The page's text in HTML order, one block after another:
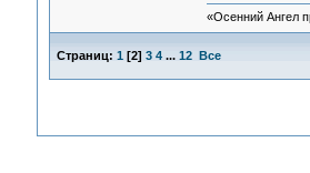
«Осенний Ангел
Страниц: 1 [2] 3 4 ... 12 Все